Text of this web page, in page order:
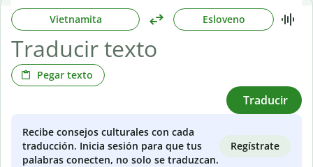
Vietnamita Esloveno
Pegar texto
Traducir
Recibe consejos culturales con cada
traducción. Inicia sesión para que tus
palabras conecten, no solo se traduzcan.
Regístrate